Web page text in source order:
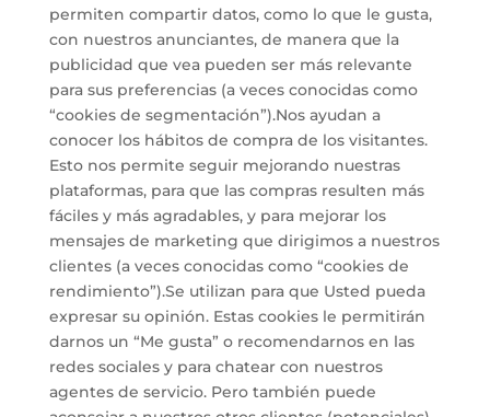
permiten compartir datos, como lo que le gusta,
con nuestros anunciantes, de manera que la
publicidad que vea pueden ser más relevante
para sus preferencias (a veces conocidas como
“cookies de segmentación”).Nos ayudan a
conocer los hábitos de compra de los visitantes.
Esto nos permite seguir mejorando nuestras
plataformas, para que las compras resulten más
fáciles y más agradables, y para mejorar los
mensajes de marketing que dirigimos a nuestros
clientes (a veces conocidas como “cookies de
rendimiento”).Se utilizan para que Usted pueda
expresar su opinión. Estas cookies le permitirán
darnos un “Me gusta” o recomendarnos en las
redes sociales y para chatear con nuestros
agentes de servicio. Pero también puede